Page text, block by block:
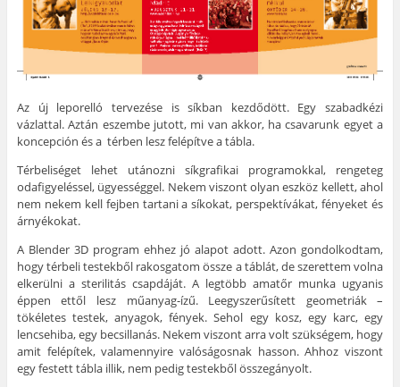
Az új leporelló tervezése is síkban kezdődött. Egy szabadkézi
vázlattal. Aztán eszembe jutott, mi van akkor, ha csavarunk egyet a
koncepción és a térben lesz felépítve a tábla.
Térbeliséget lehet utánozni síkgrafikai programokkal, rengeteg
odafigyeléssel, ügyességgel. Nekem viszont olyan eszköz kellett, ahol
nem nekem kell fejben tartani a síkokat, perspektívákat, fényeket és
árnyékokat.
A Blender 3D program ehhez jó alapot adott. Azon gondolkodtam,
hogy térbeli testekből rakosgatom össze a táblát, de szerettem volna
elkerülni a sterilitás csapdáját. A legtöbb amatőr munka ugyanis
éppen ettől lesz műanyag-ízű. Leegyszerűsített geometriák –
tökéletes testek, anyagok, fények. Sehol egy kosz, egy karc, egy
lencsehiba, egy becsillanás. Nekem viszont arra volt szükségem, hogy
amit felépítek, valamennyire valóságosnak hasson. Ahhoz viszont
egy festett tábla illik, nem pedig testekből összegányolt.